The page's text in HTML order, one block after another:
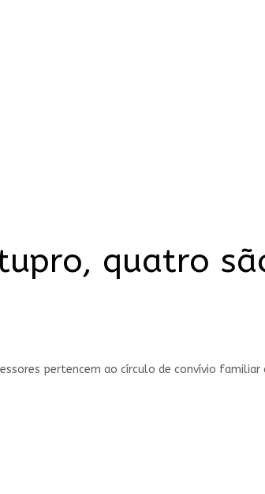
quatro
pertencem ao círculo de convívio familiar